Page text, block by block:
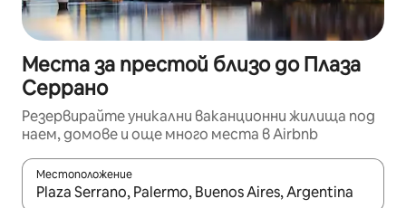
Места за престой близо до Плаза
Серрано
Резервирайте уникални ваканционни жилища под
наем, домове и още много места в Airbnb
Местоположение
Когато резултатите се покажат, използвайте